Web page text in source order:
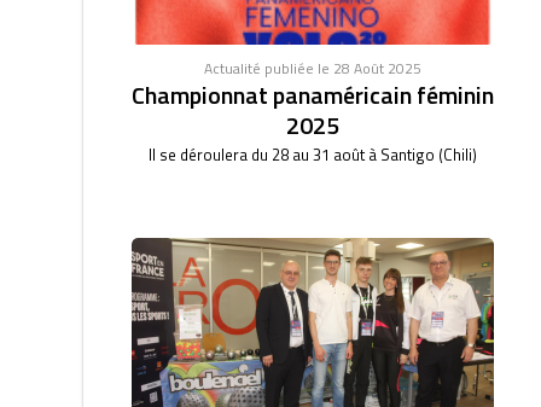
Actualité publiée le 28 Août 2025
Championnat panaméricain féminin
2025
Il se déroulera du 28 au 31 août à Santigo (Chili)